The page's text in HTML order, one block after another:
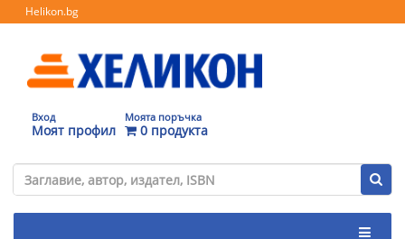
Helikon.bg
Вход
Моят профил
Моята поръчка
0 продукта